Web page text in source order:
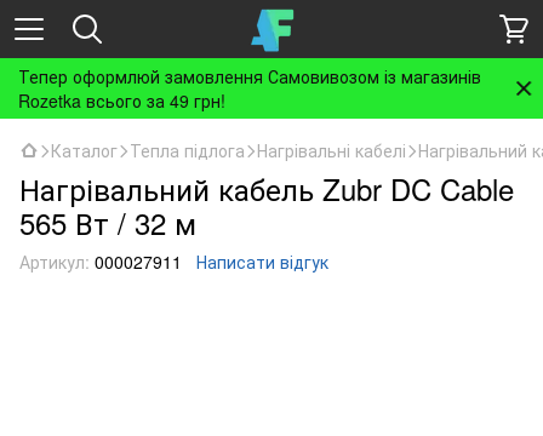
Тепер оформлюй замовлення Самовивозом із магазинів
Rozetka всього за 49 грн!
Каталог Тепла підлога Нагрівальні кабелі Нагрівальний
Нагрівальний кабель Zubr DC Cable
565 Вт / 32 м
Артикул: 000027911 Написати відгук